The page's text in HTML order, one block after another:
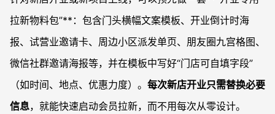
拉新物料包”**：包含门头横幅文案模板、开业倒计时海
报、试营业邀请卡、周边小区派发单页、朋友圈九宫格图、
微信社群邀请海报等，并在模板中写好“门店可自填字段”
（如时间、地点、优惠力度）。 每次新店开业只需替换必要
信息，就能快速启动会员拉新，而不用每次从零设计。